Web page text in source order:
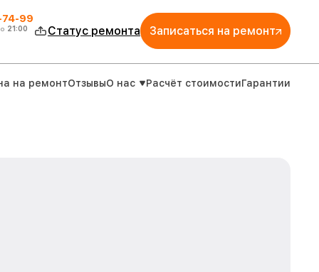
74-99
21:00 Статус ремонта Записаться на ремонт
на ремонтОтзывыО нас Расчёт стоимостиГарантии